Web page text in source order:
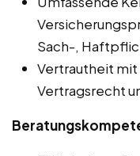
Sach-,
Vertrautheit
Vertragsrecht